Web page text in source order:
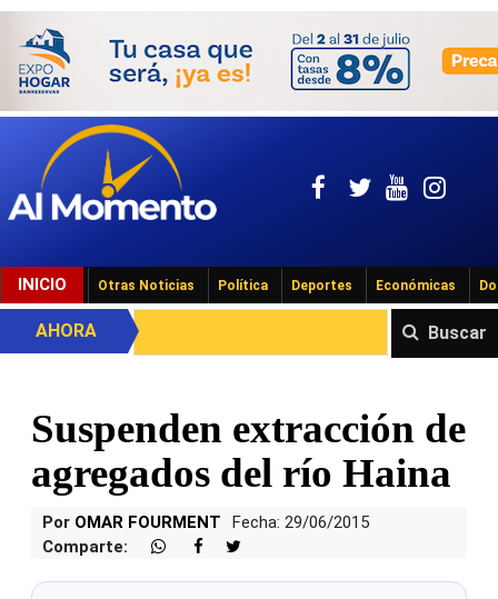
INICIO Otras Noticias Política Deportes Económicas
Buscar
AHORA
Suspenden extracción de
agregados del río Haina
Por OMAR FOURMENT
Fecha: 29/06/2015
Comparte: